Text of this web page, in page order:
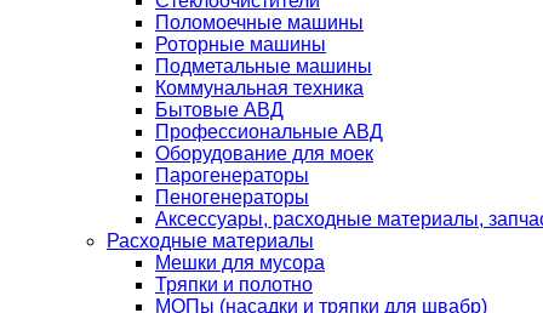
Поломоечные машины
Роторные машины
Подметальные машины
Коммунальная техника
Бытовые АВД
Профессиональные АВД
Оборудование для моек
Парогенераторы
Пеногенераторы
Аксессуары, расходные материалы,
Расходные материалы
Мешки для мусора
Тряпки и полотно
МОПы (насадки и тряпки для швабр)